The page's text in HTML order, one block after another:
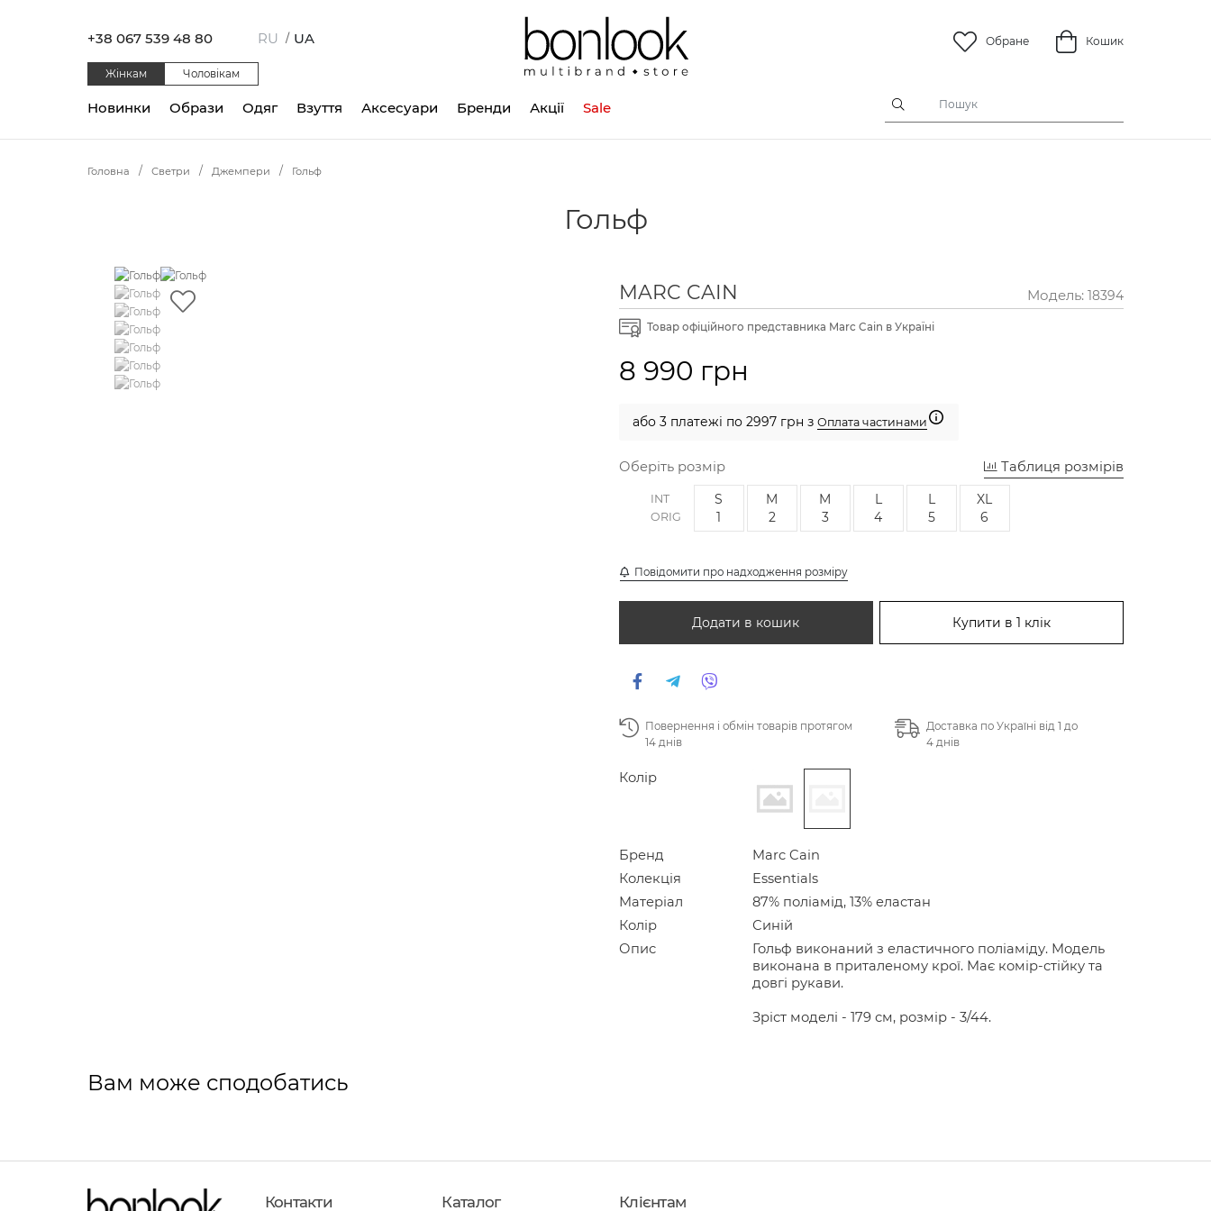
+38 067 539 48 80 RU / UA Обране Кошик
Жінкам Чоловікам
Одяг Взуття Аксесуари
Новинки Образи Бренди Акції Sale
Головна Светри Джемпери Гольф
Гольф
MARC CAIN Модель: 18394
Товар офіційного представника Marc Cain в Україні
8 990 грн
або 3 платежі по 2997 грн з Оплата частинами
Оберіть розмір Таблиця розмірів
INT
ORIG
S
1
M
2
M
3
L
4
L
5
XL
6
Повідомити про надходження розміру
Додати в кошик Купити в 1 клік
Повернення і обмін товарів протягом
14 днів
Доставка по Україні від 1 до
4 днів
Колір
Бренд
Marc Cain
Колекція
Essentials
Матеріал
87% поліамід, 13% еластан
Колір
Синій
Опис
Гольф виконаний з еластичного поліаміду. Модель
виконана в приталеному крої. Має комір-стійку та
довгі рукави.
Зріст моделі - 179 см, розмір - 3/44.
Вам може сподобатись
Контакти Каталог Клієнтам